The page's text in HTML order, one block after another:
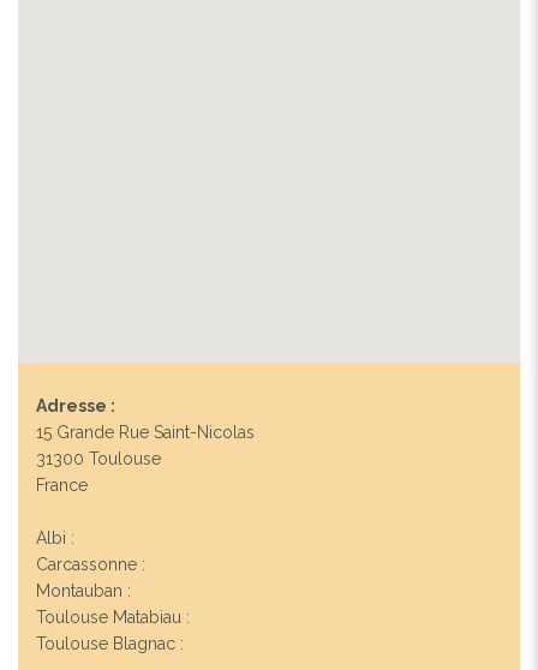
Adresse :
15 Grande Rue Saint-Nicolas
31300 Toulouse
France
Albi :
Carcassonne :
Montauban :
Toulouse Matabiau :
Toulouse Blagnac :